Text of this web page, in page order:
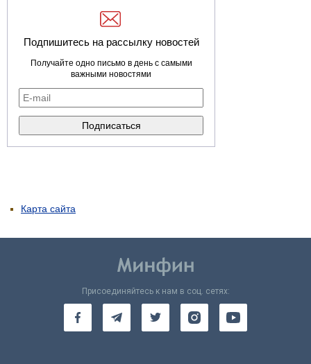
Подпишитесь на рассылку новостей
Получайте одно письмо в день с самыми
важными новостями
Карта сайта
Присоединяйтесь к нам в соц. сетях: